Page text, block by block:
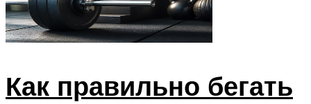
Как правильно бегать